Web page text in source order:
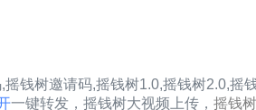
摇钱树邀请码,摇钱树1.0,摇钱树2.0,摇
一键转发，摇钱树大视频上传， 摇钱